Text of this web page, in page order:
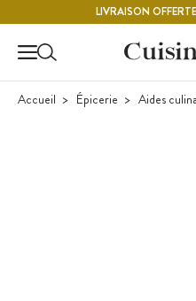
LIVRAISON
Accueil Épicerie Aides